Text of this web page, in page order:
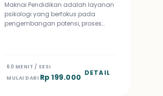
Maknai Pendidikan adalah layanan
psikologi yang berfokus pada
pengembangan potensi, proses…
60 MENIT / SESI
MULAI DARI Rp 199.000 DETAIL